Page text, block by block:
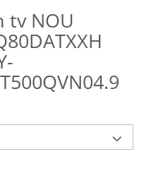
tv NOU